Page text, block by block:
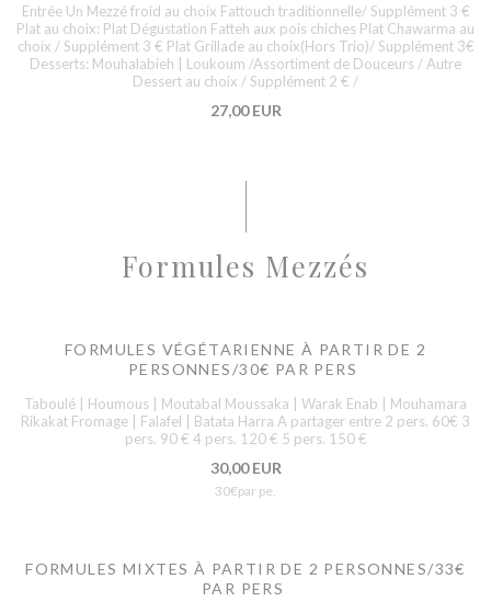
Entrée Un Mezzé froid au choix Fattouch traditionnelle/ Supplément 3 €
Plat au choix: Plat Dégustation Fatteh aux pois chiches Plat Chawarma au
choix / Supplément 3 € Plat Grillade au choix(Hors Trio)/ Supplément 3€
Desserts: Mouhalabieh | Loukoum /Assortiment de Douceurs / Autre
Dessert au choix / Supplément 2 € /
27,00 EUR
Formules Mezzés
FORMULES VÉGÉTARIENNE À PARTIR DE 2
PERSONNES/30€ PAR PERS
Taboulé | Houmous | Moutabal Moussaka | Warak Enab | Mouhamara
Rikakat Fromage | Falafel | Batata Harra A partager entre 2 pers. 60€ 3
pers. 90 € 4 pers. 120 € 5 pers. 150 €
30,00 EUR
30€par pe.
FORMULES MIXTES À PARTIR DE 2 PERSONNES/33€
PAR PERS